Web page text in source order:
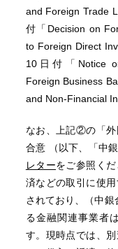
and Foreign Trade
付「Decision on
to Foreign Direct
10日付「Notice
Foreign Business
and Non-Financial
なお、上記②の「外
合意 （以下、「中
レターをご参照く
済などの取引に使
されており、（中
る金融関連事業者
す。現時点では、